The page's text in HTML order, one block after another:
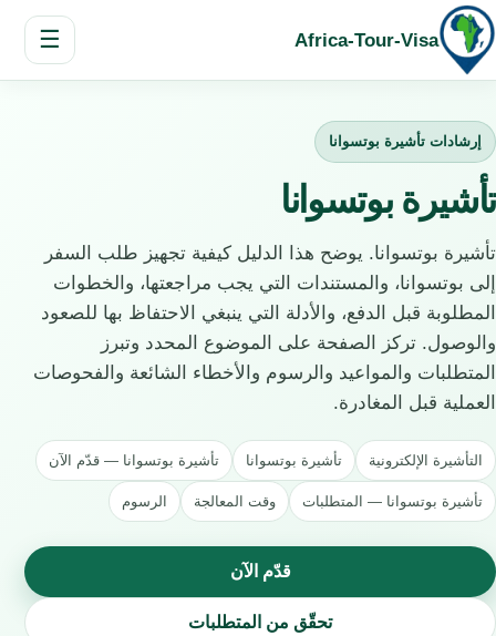
Africa-Tour-Visa
☰
إرشادات تأشيرة بوتسوانا
تأشيرة بوتسوانا
تأشيرة بوتسوانا. يوضح هذا الدليل كيفية تجهيز طلب السفر
إلى بوتسوانا، والمستندات التي يجب مراجعتها، والخطوات
المطلوبة قبل الدفع، والأدلة التي ينبغي الاحتفاظ بها للصعود
والوصول. تركز الصفحة على الموضوع المحدد وتبرز
المتطلبات والمواعيد والرسوم والأخطاء الشائعة والفحوصات
العملية قبل المغادرة.
التأشيرة الإلكترونية تأشيرة بوتسوانا تأشيرة بوتسوانا — قدّم الآن
تأشيرة بوتسوانا — المتطلبات وقت المعالجة الرسوم
قدّم الآن
تحقّق من المتطلبات